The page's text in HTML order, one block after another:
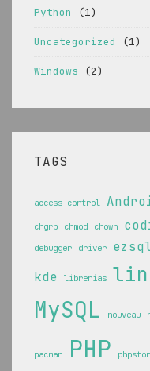
Python (1)
Uncategorized (1)
Windows (2)
TAGS
access control
chgrp chmod chown
debugger
driver
kde librerias
MySQL nouveau
pacman PHP